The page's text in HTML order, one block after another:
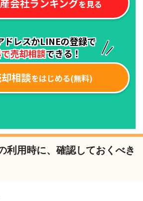
利用時に、確認しておくべき